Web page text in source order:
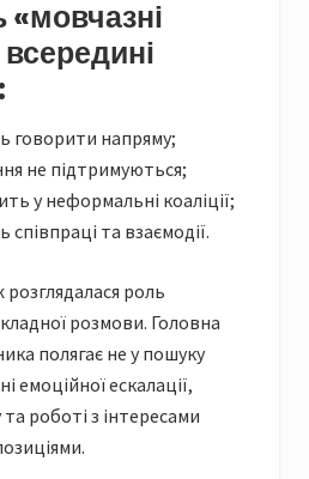
говорити напряму;
не підтримуються;
у неформальні коаліції;
співпраці та взаємодії.
роль
розмови. Головна
полягає не у пошуку
емоційної ескалації,
та роботі з інтересами